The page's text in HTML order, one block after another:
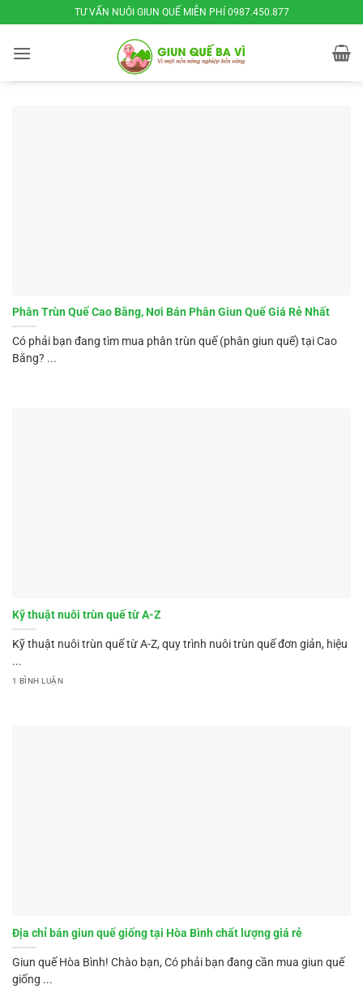
qua
nội
TƯ VẤN NUÔI GIUN QUẾ MIỄN PHÍ 0987.450.877
Phân Trùn Quế Cao Bằng, Nơi Bán Phân Giun Quế Giá Rẻ Nhất
Có phải bạn đang tìm mua phân trùn quế (phân giun quế) tại Cao
Bằng? ...
Kỹ thuật nuôi trùn quế từ A-Z
Kỹ thuật nuôi trùn quế từ A-Z, quy trình nuôi trùn quế đơn giản, hiệu
...
1 BÌNH LUẬN
Địa chỉ bán giun quế giống tại Hòa Bình chất lượng giá rẻ
Giun quế Hòa Bình! Chào bạn, Có phải bạn đang cần mua giun quế
giống ...